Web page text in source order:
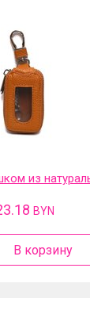
из
BYN
В корзину